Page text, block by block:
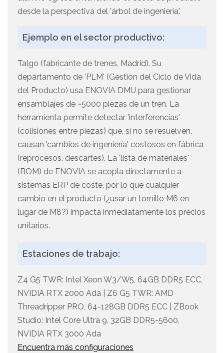
desde la perspectiva del 'árbol de ingeniería'.
Ejemplo en el sector productivo:
Talgo (fabricante de trenes, Madrid). Su
departamento de 'PLM' (Gestión del Ciclo de Vida
del Producto) usa ENOVIA DMU para gestionar
ensamblajes de ~5000 piezas de un tren. La
herramienta permite detectar 'interferencias'
(colisiones entre piezas) que, si no se resuelven,
causan 'cambios de ingeniería' costosos en fábrica
(reprocesos, descartes). La 'lista de materiales'
(BOM) de ENOVIA se acopla directamente a
sistemas ERP de coste, por lo que cualquier
cambio en el producto (¿usar un tornillo M6 en
lugar de M8?) impacta inmediatamente los precios
unitarios.
Estaciones de trabajo:
Z4 G5 TWR: Intel Xeon W3/W5, 64GB DDR5 ECC,
NVIDIA RTX 2000 Ada | Z6 G5 TWR: AMD
Threadripper PRO, 64-128GB DDR5 ECC | ZBook
Studio: Intel Core Ultra 9, 32GB DDR5-5600,
NVIDIA RTX 3000 Ada
Encuentra más configuraciones